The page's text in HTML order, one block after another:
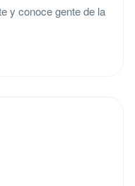
y conoce gente de la